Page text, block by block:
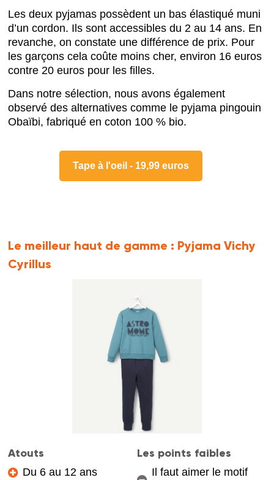
Les deux pyjamas possèdent un bas élastiqué muni
d’un cordon. Ils sont accessibles du 2 au 14 ans. En
revanche, on constate une différence de prix. Pour
les garçons cela coûte moins cher, environ 16 euros
contre 20 euros pour les filles.
Dans notre sélection, nous avons également
observé des alternatives comme le pyjama pingouin
Obaïbi, fabriqué en coton 100 % bio.
Tape à l'oeil - 19,99 euros
Le meilleur haut de gamme : Pyjama Vichy
Cyrillus
Atouts
Du 6 au 12 ans
Les points faibles
Il faut aimer le motif